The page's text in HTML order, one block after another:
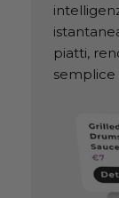
piatti,
semplice